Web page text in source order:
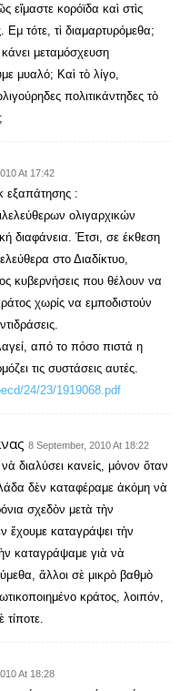
εἴμαστε κορόϊδα καὶ στὶς
Εμ τότε, τὶ διαμαρτυρόμεθα;
μεταμόσχευση
μυαλό; Καὶ τὸ λίγο,
πολιτικάντηδες τὸ
At 17:42
εξαπάτησης :
ολιγαρχικών
διαφάνεια. Έτσι, σε έκθεση
στο Διαδίκτυο,
κυβερνήσεις που θέλουν να
χωρίς να εμποδιστούν
από το πόσο πιστά η
τις συστάσεις αυτές.
24/23/1919068.pdf
8 September, 2010 At 18:22
διαλύσει κανείς, μόνον ὅταν
δὲν καταφέραμε ἀκόμη νὰ
σχεδὸν μετὰ τὴν
ἔχουμε καταγράψει τὴν
καταγράψαμε γιὰ νὰ
ἄλλοι σὲ μικρὸ βαθμὸ
κράτος, λοιπόν,
At 18:28